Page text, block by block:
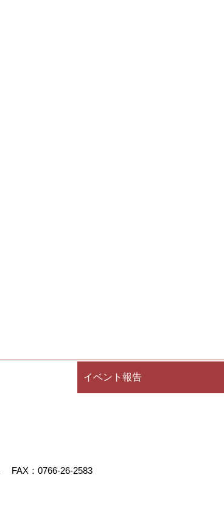
イベント報告
FAX：0766-26-2583